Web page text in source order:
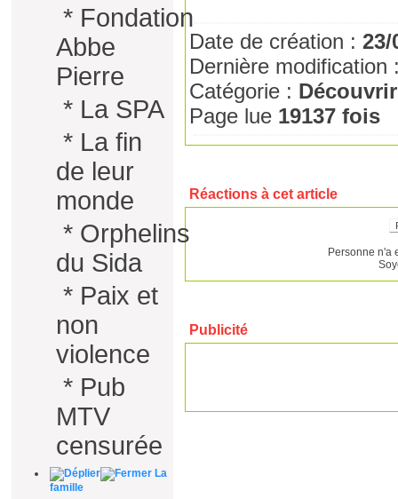
* Fondation
Abbe
Pierre
* La SPA
* La fin
de leur
monde
* Orphelins
du Sida
* Paix et
non
violence
* Pub
MTV
censurée
La
famille
Date de création : 23/
Dernière
Catégorie : Découvrir
Page lue 19137 fois
Réactions à cet article
Personne n'a
Publicité